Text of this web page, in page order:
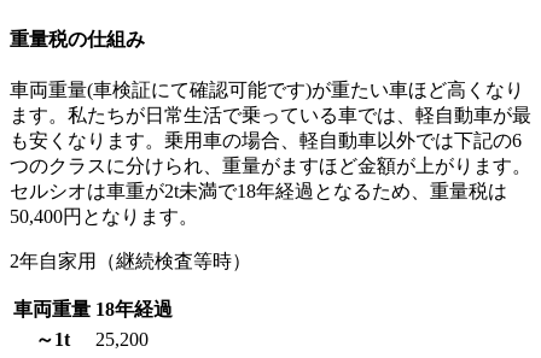
重量税の仕組み
車両重量(車検証にて確認可能です)が重たい車ほど高くなり
ます。私たちが日常生活で乗っている車では、軽自動車が最
も安くなります。乗用車の場合、軽自動車以外では下記の6
つのクラスに分けられ、重量がますほど金額が上がります。
セルシオは車重が2t未満で18年経過となるため、重量税は
50,400円となります。
2年自家用（継続検査等時）
車両重量 18年経過
～1t
25,200